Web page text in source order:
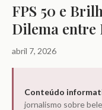
FPS 50 e
Dilema entre
abril 7, 2026
Conteúdo
jornalismo sobre